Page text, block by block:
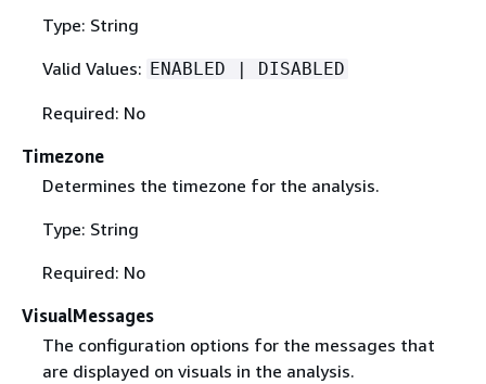
Type: String
Valid Values: ENABLED | DISABLED
Required: No
Timezone
Determines the timezone for the analysis.
Type: String
Required: No
VisualMessages
The configuration options for the messages that
are displayed on visuals in the analysis.